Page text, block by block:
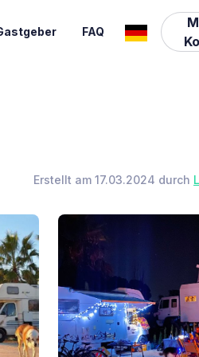
FAQ
Erstellt am 17.03.2024 durch